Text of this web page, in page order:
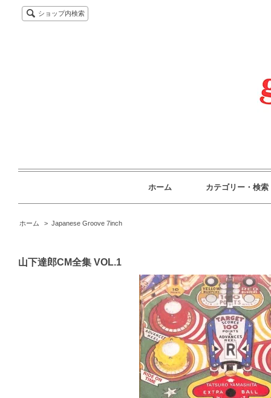
ショップ内検索
ホーム カテゴリー・検索
ホーム > Japanese Groove 7inch
山下達郎CM全集 VOL.1